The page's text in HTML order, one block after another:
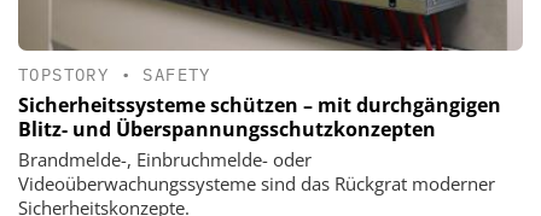
TOPSTORY • SAFETY
Sicherheitssysteme schützen – mit durchgängigen
Blitz- und Überspannungsschutzkonzepten
Brandmelde-, Einbruchmelde- oder
Videoüberwachungssysteme sind das Rückgrat moderner
Sicherheitskonzepte.